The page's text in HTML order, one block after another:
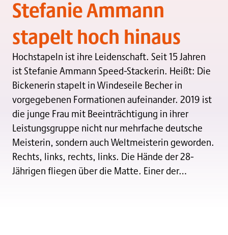
Stefanie Ammann
stapelt hoch hinaus
Hochstapeln ist ihre Leidenschaft. Seit 15 Jahren
ist Stefanie Ammann Speed-Stackerin. Heißt: Die
Bickenerin stapelt in Windeseile Becher in
vorgegebenen Formationen aufeinander. 2019 ist
die junge Frau mit Beeinträchtigung in ihrer
Leistungsgruppe nicht nur mehrfache deutsche
Meisterin, sondern auch Weltmeisterin geworden.
Rechts, links, rechts, links. Die Hände der 28-
Jährigen fliegen über die Matte. Einer der…